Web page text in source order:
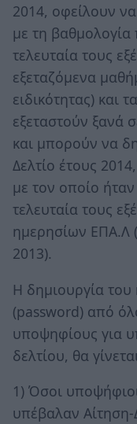
2014, οφείλουν
με τη
τελευταία τους
εξεταζόμενα
ειδικότητας) και
εξεταστούν ξανά
και μπορούν να
Δελτίο έτους
με τον οποίο
τελευταία τους
ημερησίων ΕΠΑ.Λ
2013).
Η δημιουργία
(password) από
υποψηφίους για
δελτίου, θα
1) Όσοι
υπέβαλαν